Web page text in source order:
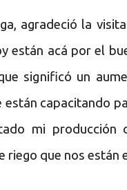
agradeció la
están acá por el
significó un
están capacitando
mi producción
riego que nos están